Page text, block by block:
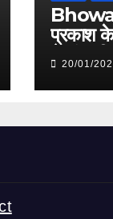
प्रकाश के
ने संभाली
20/01/